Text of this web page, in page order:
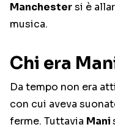
Manchestersi è
musica.
Chi era
Da tempo non era
con cui aveva
ferme. Tuttavia Mani